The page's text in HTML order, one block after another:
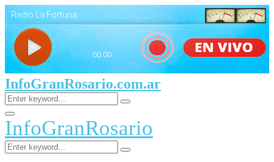
InfoGranRosario.com.ar
Search
for:
Search
Facebook
Twitter
Youtube
Primary
Menu
InfoGranRosario
Search
for:
Search